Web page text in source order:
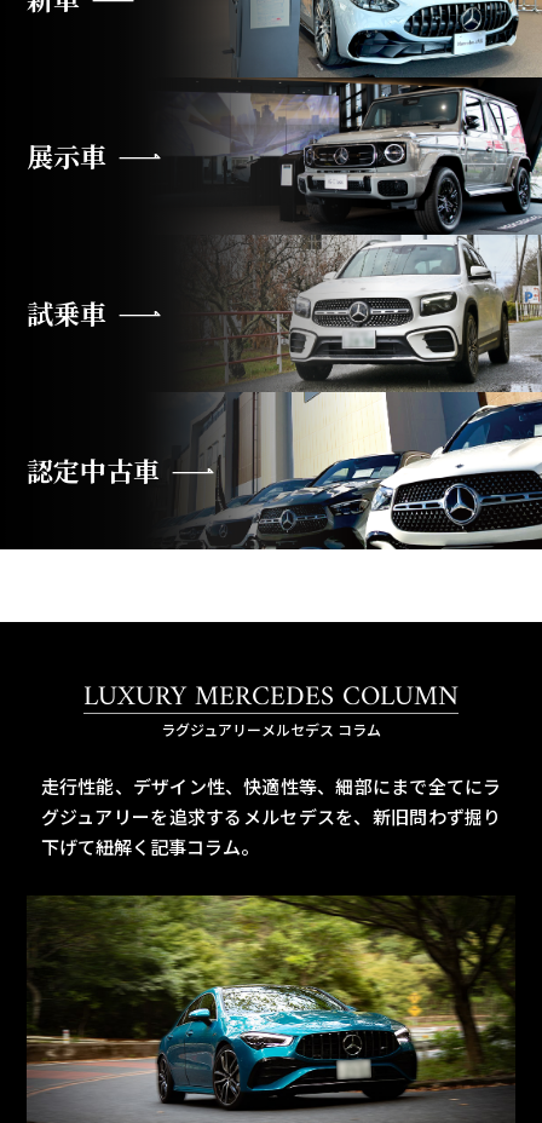
展示車
試乗車
認定中古車
LUXURY MERCEDES COLUMN
ラグジュアリーメルセデス コラム
走行性能、デザイン性、快適性等、細部にまで全てにラ
グジュアリーを追求するメルセデスを、 新旧問わず掘り
下げて紐解く記事コラム。